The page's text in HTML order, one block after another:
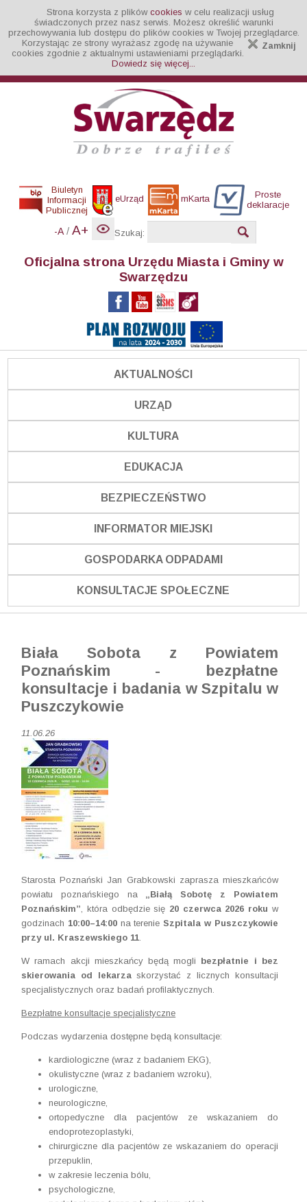
Strona korzysta z plików cookies w celu realizacji usług
świadczonych przez nasz serwis. Możesz określić warunki
przechowywania lub dostępu do plików cookies w Twojej przeglądarce.
Zamknij
Korzystając ze strony wyrażasz zgodę na używanie
cookies zgodnie z aktualnymi ustawieniami przeglądarki.
Dowiedz się więcej...
Biuletyn
Informacji
Publicznej
eUrząd mKarta
Proste
deklaracje
-A / A+ Szukaj:
Oficjalna strona Urzędu Miasta i Gminy w
Swarzędzu
AKTUALNOŚCI
URZĄD
KULTURA
EDUKACJA
BEZPIECZEŃSTWO
INFORMATOR MIEJSKI
GOSPODARKA ODPADAMI
KONSULTACJE SPOŁECZNE
Biała Sobota z Powiatem
Poznańskim - bezpłatne
konsultacje i badania w Szpitalu w
Puszczykowie
11.06.26
Starosta Poznański Jan Grabkowski zaprasza mieszkańców
powiatu poznańskiego na „Białą Sobotę z Powiatem
Poznańskim”, która odbędzie się 20 czerwca 2026 roku w
godzinach 10:00–14:00na terenie Szpitala w Puszczykowie
przy ul. Kraszewskiego 11.
W ramach akcji mieszkańcy będą mogli bezpłatnie i bez
skierowania od lekarzaskorzystać z licznych konsultacji
specjalistycznych oraz badań profilaktycznych.
Bezpłatne konsultacje specjalistyczne
Podczas wydarzenia dostępne będą konsultacje:
kardiologiczne (wraz z badaniem EKG),
okulistyczne (wraz z badaniem wzroku),
urologiczne,
neurologiczne,
ortopedyczne dla pacjentów ze wskazaniem do
endoprotezoplastyki,
chirurgiczne dla pacjentów ze wskazaniem do operacji
przepuklin,
w zakresie leczenia bólu,
psychologiczne,